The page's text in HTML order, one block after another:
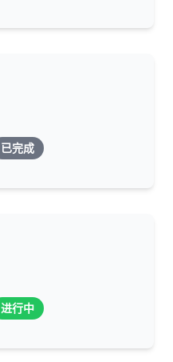
已完成
进行中